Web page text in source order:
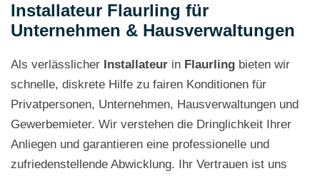
Installateur Flaurling für
Unternehmen & Hausverwaltungen
Als verlässlicher Installateur in Flaurling bieten wir
schnelle, diskrete Hilfe zu fairen Konditionen für
Privatpersonen, Unternehmen, Hausverwaltungen und
Gewerbemieter. Wir verstehen die Dringlichkeit Ihrer
Anliegen und garantieren eine professionelle und
zufriedenstellende Abwicklung. Ihr Vertrauen ist uns